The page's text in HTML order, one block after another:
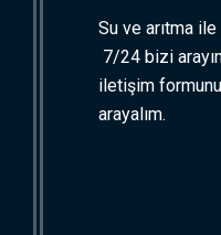
Su ve arıtma
7/24 bizi
iletişim
arayalım.